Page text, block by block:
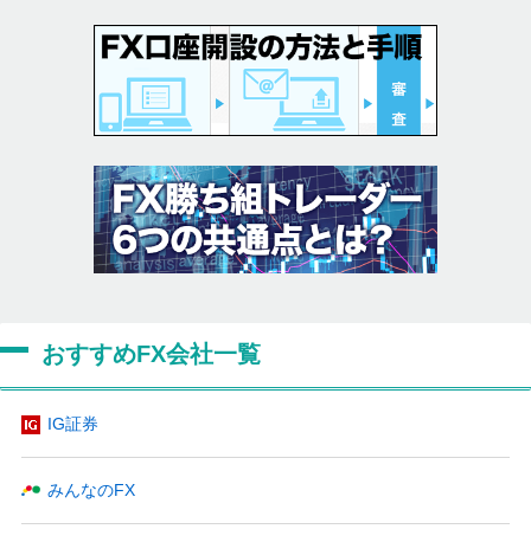
おすすめFX会社一覧
IG証券
みんなのFX